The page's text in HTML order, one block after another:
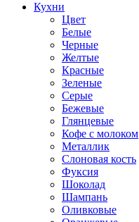
Кухни
Цвет
Белые
Черные
Желтые
Красные
Зеленые
Серые
Бежевые
Глянцевые
Кофе с молоком
Металлик
Слоновая кость
Фуксия
Шоколад
Шампань
Оливковые